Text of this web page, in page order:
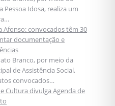
Pessoa Idosa, realiza um
Afonso: convocados têm 30
documentação e
Branco, por meio da
de Assistência Social,
convocados…
Cultura divulga Agenda de